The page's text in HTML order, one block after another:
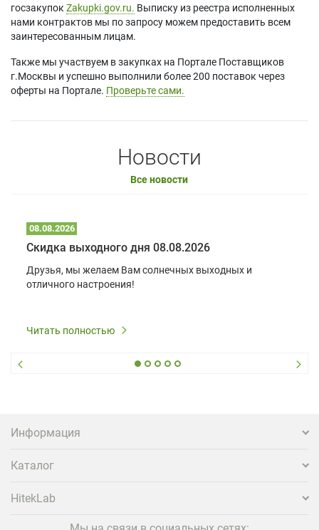
госзакупок Zakupki.gov.ru. Выписку из реестра исполненных
нами контрактов мы по запросу можем предоставить всем
заинтересованным лицам.
Также мы участвуем в закупках на Портале Поставщиков
г.Москвы и успешно выполнили более 200 поставок через
оферты на Портале. Проверьте сами.
Новости
Все новости
08.08.2026
Скидка выходного дня 08.08.2026
Друзья, мы желаем Вам солнечных выходных и
отличного настроения!
Читать полностью
Информация
Каталог
HitekLab